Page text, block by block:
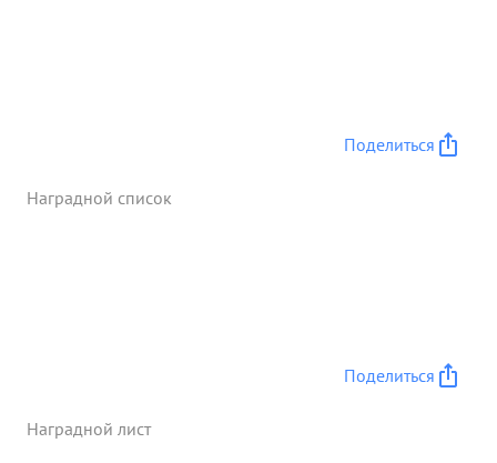
окраиной дер. Бакшеево. азвивая дальнейший
преследовать противника в направлении или
Поделиться
Наградной список
Поделиться
Наградной лист